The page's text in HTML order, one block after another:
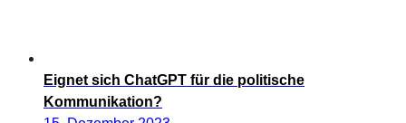
Eignet sich ChatGPT für die politische
Kommunikation?